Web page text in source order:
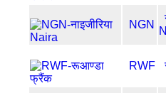
NGN
RWF